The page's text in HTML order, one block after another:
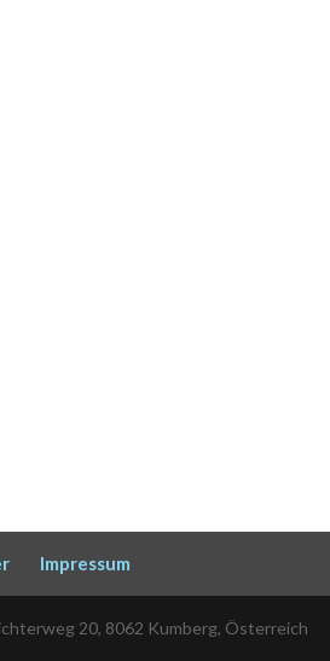
Impressum
20, 8062 Kumberg, Österreich